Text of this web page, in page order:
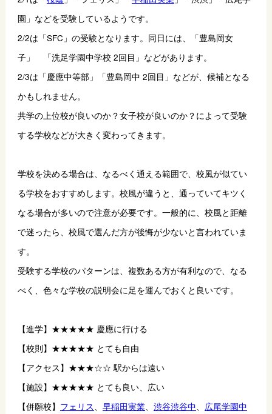
園」などを受験しているようです。
2/2は「SFC」の受験となります。同日には、「豊島岡女
子」　「洗足学園中学校 2回目」などがあります。
2/3は「慶應中等部」「豊島岡中 2回目」などが、候補となる
かもしれません。
共学の上位校が良いのか？女子校が良いのか？によって受験
する学校などが大きく変わってきます。
学校を決める場合は、なるべく通える範囲で、校風が似てい
る学校をおすすめします。校風が違うと、通っていてキツく
なる場合が多いので注意が必要です。一般的に、校風と距離
で迷ったら、校風で選んだ方が後悔が少ないと言われていま
す。
受験する学校のパターンは、複数ある方が有利なので、なる
べく、色々な学校の説明会に足を運んでおくと良いです。
【進学】★★★★★ 慶應に行ける
【校則】★★★★★ とても自由
【アクセス】★★★☆☆ 駅からは遠い
【施設】★★★★★ とても良い、広い
【併願校】 フェリス、 早稲田実業、 渋谷渋谷中、 広尾学園中